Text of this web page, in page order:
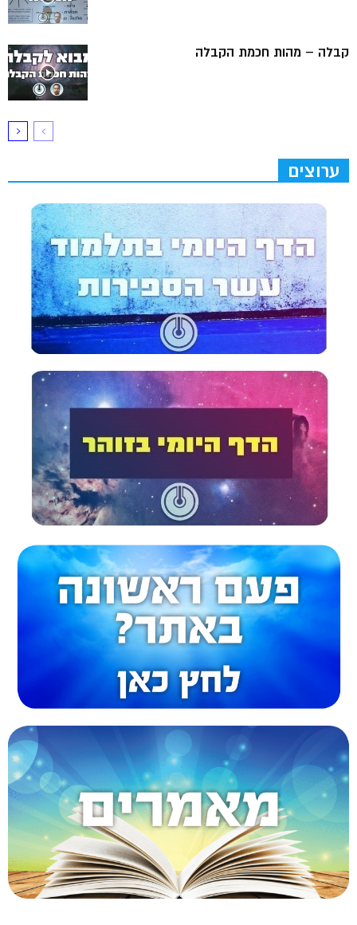
קבלה – מהות חכמת הקבלה
ערוצים